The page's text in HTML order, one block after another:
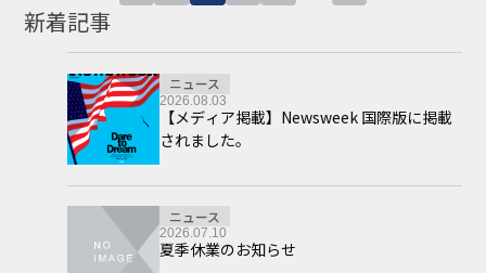
新着記事
ニュース
2026.08.03
【メディア掲載】Newsweek 国際版に掲載
されました。
ニュース
2026.07.10
夏季休業のお知らせ